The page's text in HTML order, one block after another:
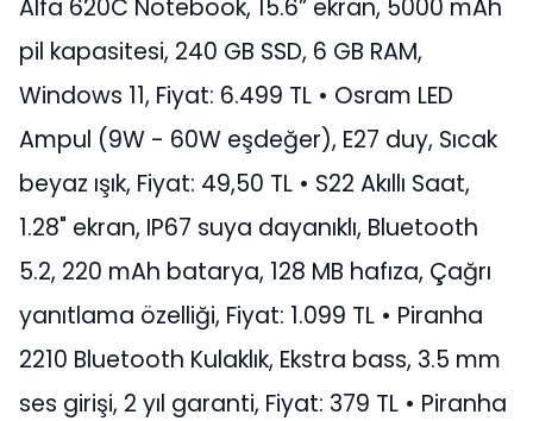
Alfa 620C Notebook, 15.6” ekran, 5000 mAh
pil kapasitesi, 240 GB SSD, 6 GB RAM,
Windows 11, Fiyat: 6.499 TL • Osram LED
Ampul (9W - 60W eşdeğer), E27 duy, Sıcak
beyaz ışık, Fiyat: 49,50 TL • S22 Akıllı Saat,
1.28" ekran, IP67 suya dayanıklı, Bluetooth
5.2, 220 mAh batarya, 128 MB hafıza, Çağrı
yanıtlama özelliği, Fiyat: 1.099 TL • Piranha
2210 Bluetooth Kulaklık, Ekstra bass, 3.5 mm
ses girişi, 2 yıl garanti, Fiyat: 379 TL • Piranha